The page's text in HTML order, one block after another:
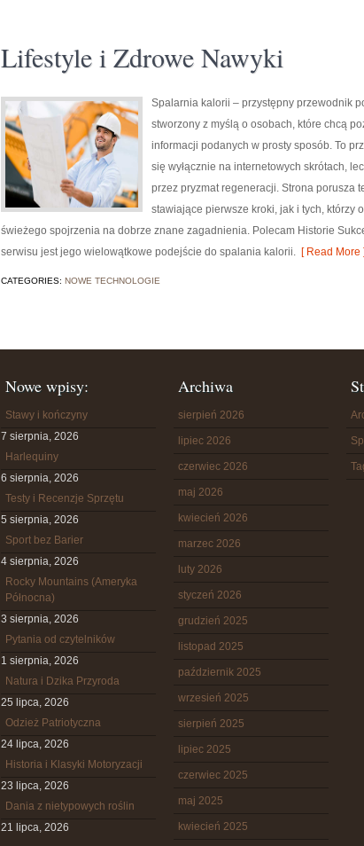
Lifestyle i Zdrowe Nawyki
Spalarnia kalorii – przystępny przewodnik
stworzony z myślą o osobach, które chcą
informacji podanych w prosty sposób. To
się wyłącznie na internetowych skrótach,
przez pryzmat regeneracji. Strona porusza
stawiające pierwsze kroki, jak i tych, którzy
świeżego spojrzenia na dobrze znane zagadnienia. Polecam Historie
serwisu jest jego wielowątkowe podejście do spalania kalorii. [ Read More ]
CATEGORIES: NOWE TECHNOLOGIE
Nowe wpisy:
Stawy i kończyny
7 sierpnia, 2026
Harlequiny
6 sierpnia, 2026
Testy i Recenzje Sprzętu
5 sierpnia, 2026
Sport bez Barier
4 sierpnia, 2026
Rocky Mountains (Ameryka
Północna)
3 sierpnia, 2026
Pytania od czytelników
1 sierpnia, 2026
Natura i Dzika Przyroda
25 lipca, 2026
Odzież Patriotyczna
24 lipca, 2026
Historia i Klasyki Motoryzacji
23 lipca, 2026
Dania z nietypowych roślin
21 lipca, 2026
Archiwa
sierpień 2026
lipiec 2026
czerwiec 2026
maj 2026
kwiecień 2026
marzec 2026
luty 2026
styczeń 2026
grudzień 2025
listopad 2025
październik 2025
wrzesień 2025
sierpień 2025
lipiec 2025
czerwiec 2025
maj 2025
kwiecień 2025